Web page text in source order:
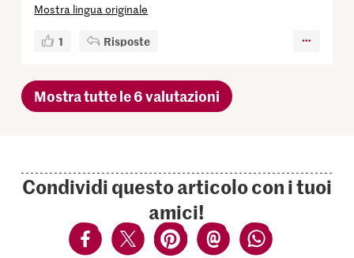
Mostra lingua originale
1 Risposte
Mostra tutte le 6 valutazioni
Condividi questo articolo con i tuoi
amici!